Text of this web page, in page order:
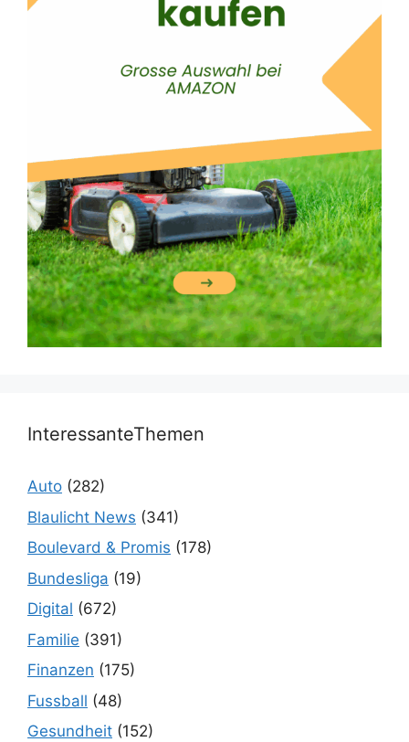
InteressanteThemen
Auto (282)
Blaulicht News (341)
Boulevard & Promis (178)
Bundesliga (19)
Digital (672)
Familie (391)
Finanzen (175)
Fussball (48)
Gesundheit (152)